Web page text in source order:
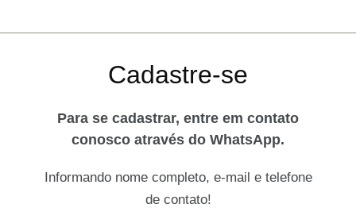
Cadastre-se
Para se cadastrar, entre em contato
conosco através do WhatsApp.
Informando nome completo, e-mail e telefone
de contato!